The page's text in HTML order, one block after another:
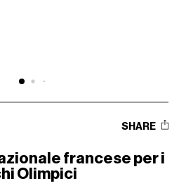
SHARE
francese per i
Olimpici